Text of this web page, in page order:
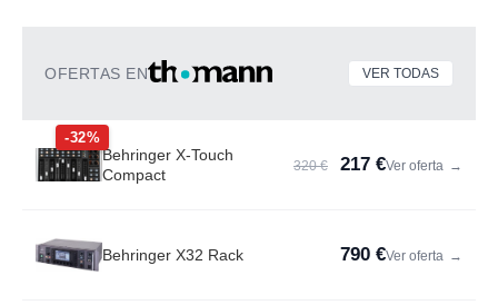
OFERTAS EN VER TODAS
-32%
Behringer X-Touch
Compact
320 € 217 €Ver oferta →
Behringer X32 Rack 790 €Ver oferta →